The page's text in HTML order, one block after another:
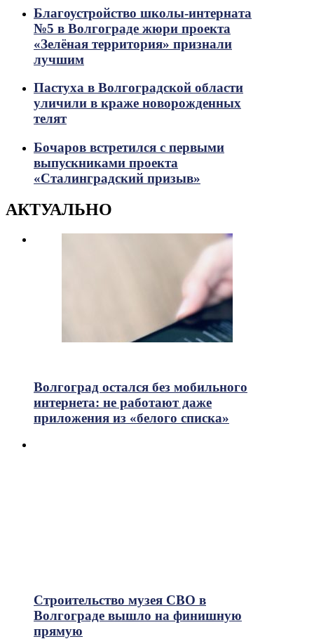
Благоустройство школы-интерната
№5 в Волгограде жюри проекта
«Зелёная территория» признали
лучшим
Пастуха в Волгоградской области
уличили в краже новорожденных
телят
Бочаров встретился с первыми
выпускниками проекта
«Сталинградский призыв»
АКТУАЛЬНО
Волгоград остался без мобильного
интернета: не работают даже
приложения из «белого списка»
Строительство музея СВО в
Волгограде вышло на финишную
прямую